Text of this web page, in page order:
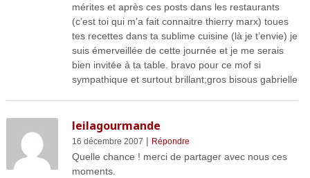
mérites et après ces posts dans les restaurants
(c’est toi qui m’a fait connaitre thierry marx) toues
tes recettes dans ta sublime cuisine (là je t’envie) je
suis émerveillée de cette journée et je me serais
bien invitée à ta table. bravo pour ce mof si
sympathique et surtout brillant;gros bisous gabrielle
leilagourmande
16 décembre 2007 | Répondre
Quelle chance ! merci de partager avec nous ces
moments.